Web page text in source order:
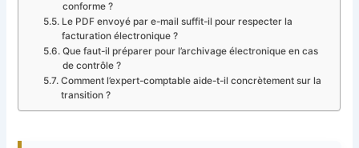
conforme ?
Le PDF envoyé par e-mail suffit-il pour respecter la
facturation électronique ?
Que faut-il préparer pour l’archivage électronique en cas
de contrôle ?
Comment l’expert-comptable aide-t-il concrètement sur la
transition ?